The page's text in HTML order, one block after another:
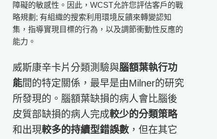
障礙的敏感性。 因此，WCST允許您評估客戶的戰
略規劃; 有組織的搜索利用環境反饋來轉變認知
集，指導實現目標的行為，以及調節衝動性反應的
能力。
威斯康辛卡片分類測驗與腦額葉執行功
能間的特定關係，最早是由Milner的研究
所發現的。腦額葉缺損的病人會比腦後
皮質部缺損的病人完成較少的分類策略
和出現較多的持續型錯誤數 ，但在其它